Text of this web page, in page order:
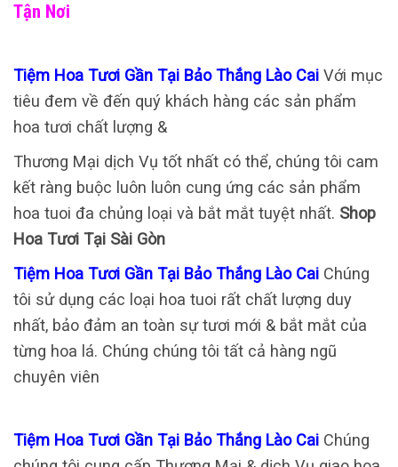
Tận Nơi
Tiệm Hoa Tươi Gần Tại Bảo Thắng Lào Cai Với mục
tiêu đem về đến quý khách hàng các sản phẩm
hoa tươi chất lượng &
Thương Mại dịch Vụ tốt nhất có thể, chúng tôi cam
kết ràng buộc luôn luôn cung ứng các sản phẩm
hoa tuoi đa chủng loại và bắt mắt tuyệt nhất. Shop
Hoa Tươi Tại Sài Gòn
Tiệm Hoa Tươi Gần Tại Bảo Thắng Lào Cai Chúng
tôi sử dụng các loại hoa tuoi rất chất lượng duy
nhất, bảo đảm an toàn sự tươi mới & bắt mắt của
từng hoa lá. Chúng chúng tôi tất cả hàng ngũ
chuyên viên
Tiệm Hoa Tươi Gần Tại Bảo Thắng Lào Cai Chúng